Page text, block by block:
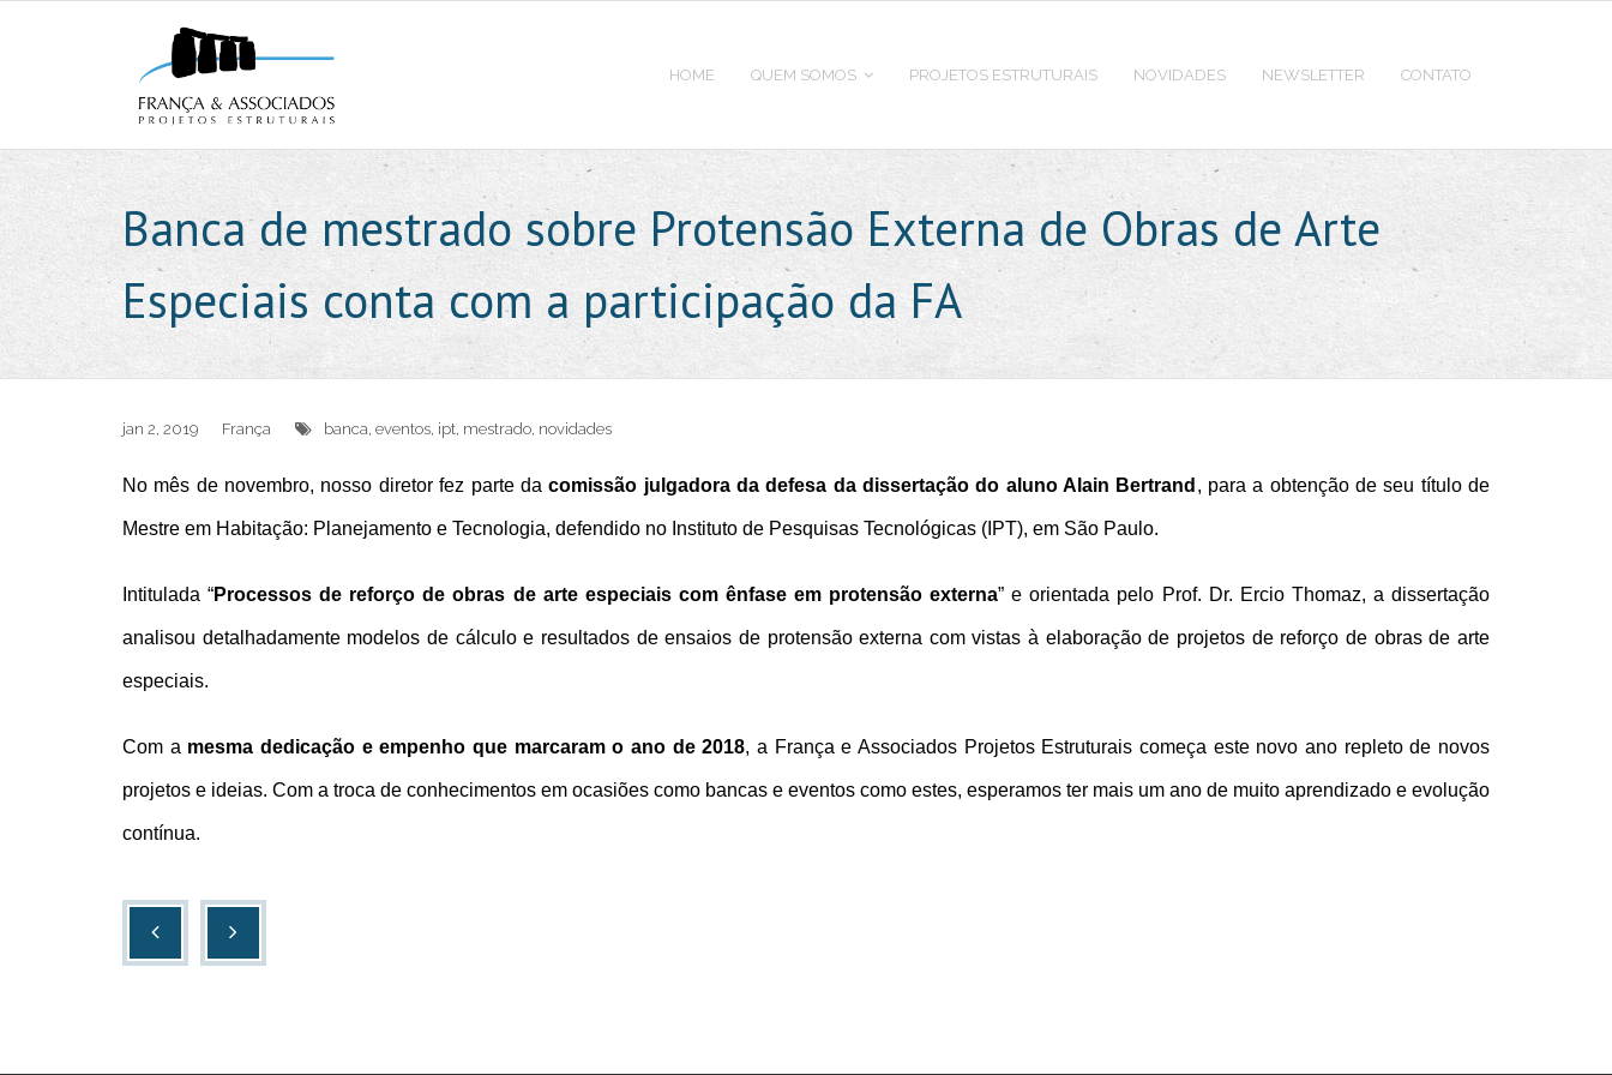
HOME QUEM SOMOS PROJETOS ESTRUTURAIS NOVIDADES NEWSLETTER CONTATO
Banca de mestrado sobre Protensão Externa de Obras de Arte
Especiais conta com a participação da FA
jan 2, 2019 França banca, eventos, ipt, mestrado, novidades
No mês de novembro, nosso diretor fez parte dacomissão julgadora da defesa da dissertação do aluno Alain Bertrand , para a obtenção de seu título de
Mestre em Habitação: Planejamento e Tecnologia, defendido no Instituto de Pesquisas Tecnológicas (IPT), em São Paulo.
Intitulada “Processos de reforço de obras de arte especiais com ênfase em protensão externa” e orientada pelo Prof. Dr. Ercio Thomaz, a dissertação
analisou detalhadamente modelos de cálculo e resultados de ensaios de protensão externa com vistas à elaboração de projetos de reforço de obras de arte
especiais.
Com a mesma dedicação e empenho que marcaram o ano de 2018, a França e Associados Projetos Estruturais começa este novo ano repleto de novos
projetos e ideias. Com a troca de conhecimentos em ocasiões como bancas e eventos como estes, esperamos ter mais um ano de muito aprendizado e evolução
contínua.